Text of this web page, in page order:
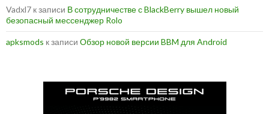
Vadxl7 к записи В сотрудничестве с BlackBerry вышел новый
безопасный мессенджер Rolo
apksmods к записи Обзор новой версии BBM для Android